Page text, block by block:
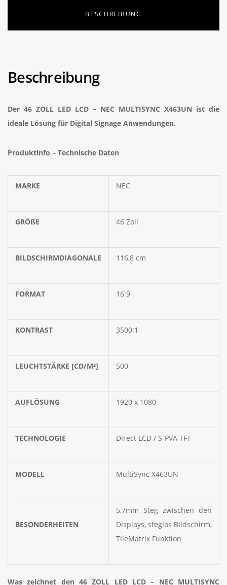
BESCHREIBUNG
Beschreibung
Der 46 ZOLL LED LCD – NEC MULTISYNC X463UN ist die
ideale Lösung für Digital Signage Anwendungen.
Produktinfo – Technische Daten
MARKE NEC
GRÖßE 46 Zoll
BILDSCHIRMDIAGONALE 116,8 cm
FORMAT 16:9
KONTRAST 3500:1
LEUCHTSTÄRKE [CD/M²] 500
AUFLÖSUNG 1920 x 1080
TECHNOLOGIE Direct LCD / S-PVA TFT
MODELL MultiSync X463UN
BESONDERHEITEN
5,7mm Steg zwischen den
Displays, steglos Bildschirm,
TileMatrix Funktion
Was zeichnet den 46 ZOLL LED LCD – NEC MULTISYNC